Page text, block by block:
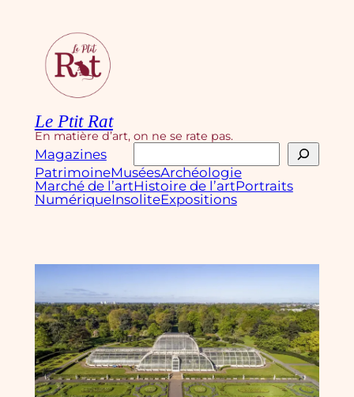
contenu
Le Ptit Rat
En matière d’art, on ne se rate pas.
Magazines
Rechercher
PatrimoineMuséesArchéologie
Marché de l’artHistoire de l’artPortraits
NumériqueInsoliteExpositions